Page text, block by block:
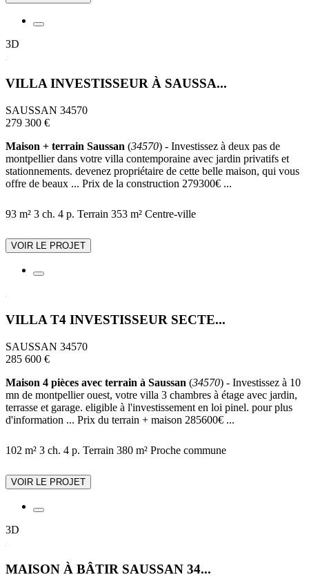
3D
VILLA INVESTISSEUR À SAUSSA...
SAUSSAN 34570
279 300 €
Maison + terrain Saussan (34570) - Investissez à deux pas de
montpellier dans votre villa contemporaine avec jardin privatifs et
stationnements. devenez propriétaire de cette belle maison, qui vous
offre de beaux ... Prix de la construction 279300€ ...
93 m² 3 ch. 4 p. Terrain 353 m² Centre-ville
VOIR LE PROJET
VILLA T4 INVESTISSEUR SECTE...
SAUSSAN 34570
285 600 €
Maison 4 pièces avec terrain à Saussan (34570) - Investissez à 10
mn de montpellier ouest, votre villa 3 chambres à étage avec jardin,
terrasse et garage. eligible à l'investissement en loi pinel. pour plus
d'information ... Prix du terrain + maison 285600€ ...
102 m² 3 ch. 4 p. Terrain 380 m² Proche commune
VOIR LE PROJET
3D
MAISON À BÂTIR SAUSSAN 34...